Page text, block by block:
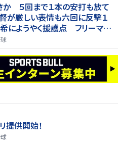
か ５回まで１本の安打も放て
厳しい表情も六回に反撃１
ようやく援護点 フリーマン
提供開始！